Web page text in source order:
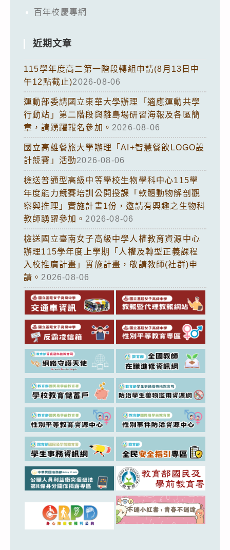
百年校慶專網
近期文章
115學年度高二第一階段轉組申請(8月13日中
午12點截止)2026-08-06
運動部委請國立東華大學辦理「適應運動共學
行動站」第二階段與離島場研習海報及各區簡
章，請踴躍報名參加。 2026-08-06
國立高雄餐旅大學辦理「AI+智慧餐飲LOGO設
計競賽」活動2026-08-06
檢送普通型高級中等學校生物學科中心115學
年度能力競賽培訓公開授課「軟體動物解剖觀
察與推理」實施計畫1份，邀請有興趣之生物科
教師踴躍參加。 2026-08-06
檢送國立臺南女子高級中學人權教育資源中心
辦理115學年度上學期「人權及轉型正義課程
入校推廣計畫」實施計畫，敬請教師(社群)申
請。 2026-08-06